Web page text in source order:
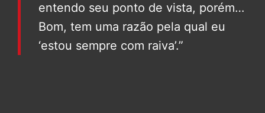
entendo seu ponto de vista, porém…
Bom, tem uma razão pela qual eu
‘estou sempre com raiva’.”